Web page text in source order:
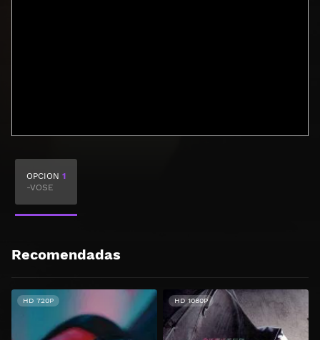
OPCION 1
-VOSE
Recomendadas
HD 720P HD 1080P